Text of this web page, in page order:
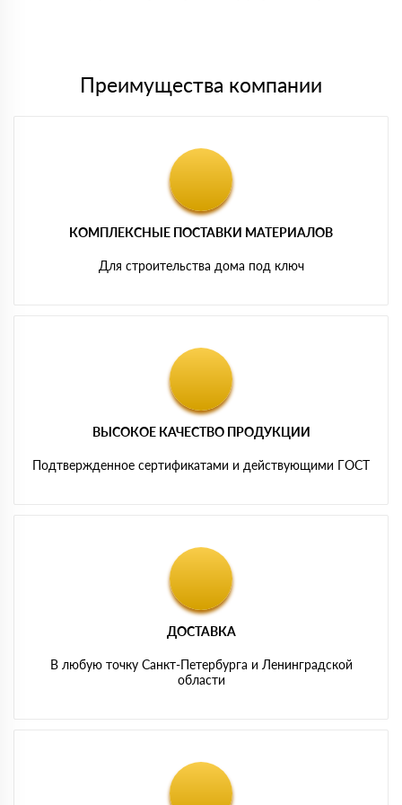
Преимущества компании
КОМПЛЕКСНЫЕ ПОСТАВКИ МАТЕРИАЛОВ
Для строительства дома под ключ
ВЫСОКОЕ КАЧЕСТВО ПРОДУКЦИИ
Подтвержденное сертификатами и действующими ГОСТ
ДОСТАВКА
В любую точку Санкт-Петербурга и Ленинградской
области